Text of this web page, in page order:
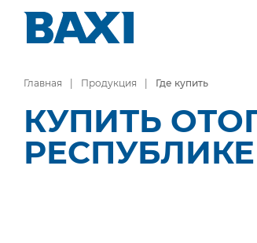
Главная Продукция Где купить
КУПИТЬ